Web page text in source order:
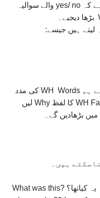
WH question بنانے کا طریقہ یہ ہے کہ yes/ no والے سوالیہ
تو اس کی انگلش بنانے کیلیے ہم WH Words کی مدد
لیں گے اور لفظ “کیوں” کیلیے WH Family کا لفظ Why لیں
ہیں۔
What was this? یہ کیاتھا؟